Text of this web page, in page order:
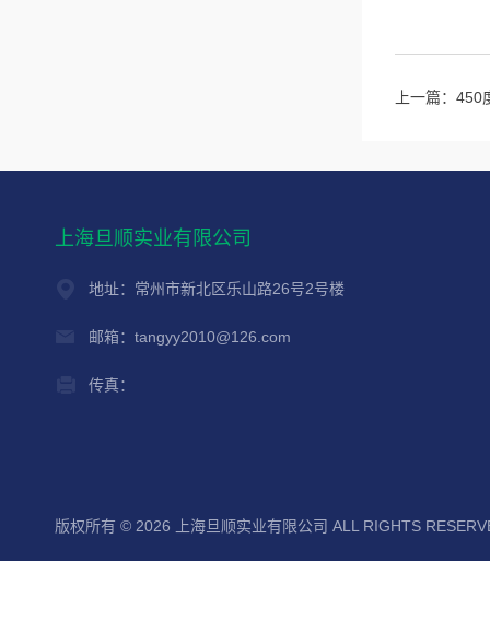
上一篇： 450
上海旦顺实业有限公司
地址：常州市新北区乐山路26号2号楼
邮箱：tangyy2010@126.com
传真：
版权所有 © 2026 上海旦顺实业有限公司 ALL RIGHTS